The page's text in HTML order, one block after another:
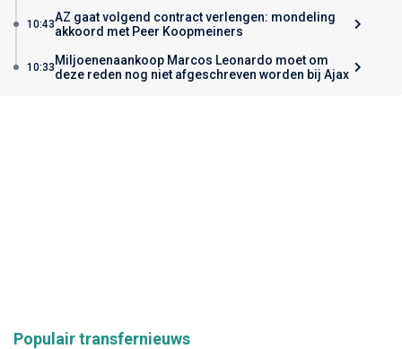
10:43AZ gaat volgend contract verlengen: mondeling
akkoord met Peer Koopmeiners
10:33 Miljoenenaankoop Marcos Leonardo moet om
deze reden nog niet afgeschreven worden bij Ajax
Populair transfernieuws